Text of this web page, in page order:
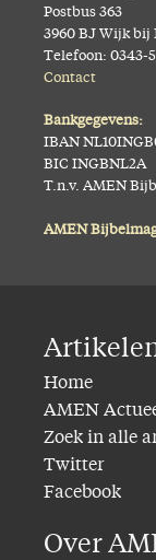
Postbus 363
3960 BJ Wijk bij
Telefoon: 0343-
Contact
Bankgegevens:
IBAN
BIC INGBNL2A
T.n.v. AMEN
AMEN
Home
AMEN
Zoek in alle
Twitter
Facebook
Over